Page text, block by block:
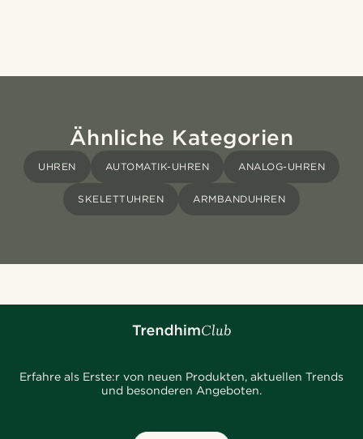
Ähnliche Kategorien
UHREN AUTOMATIK-UHREN ANALOG-UHREN
SKELETTUHREN ARMBANDUHREN
Erfahre als Erste:r von neuen Produkten, aktuellen Trends
und besonderen Angeboten.